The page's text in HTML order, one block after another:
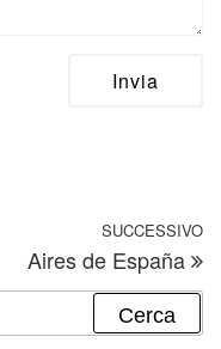
SUCCESSIVO
Aires de España